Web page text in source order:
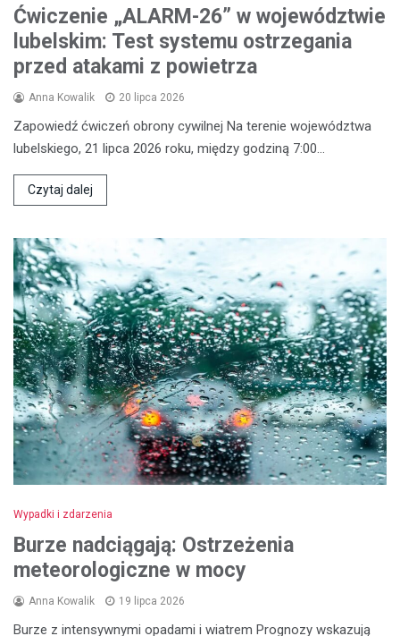
Ćwiczenie „ALARM-26” w województwie
lubelskim: Test systemu ostrzegania
przed atakami z powietrza
Anna Kowalik 20 lipca 2026
Zapowiedź ćwiczeń obrony cywilnej Na terenie województwa
lubelskiego, 21 lipca 2026 roku, między godziną 7:00…
Czytaj dalej
Wypadki i zdarzenia
Burze nadciągają: Ostrzeżenia
meteorologiczne w mocy
Anna Kowalik 19 lipca 2026
Burze z intensywnymi opadami i wiatrem Prognozy wskazują